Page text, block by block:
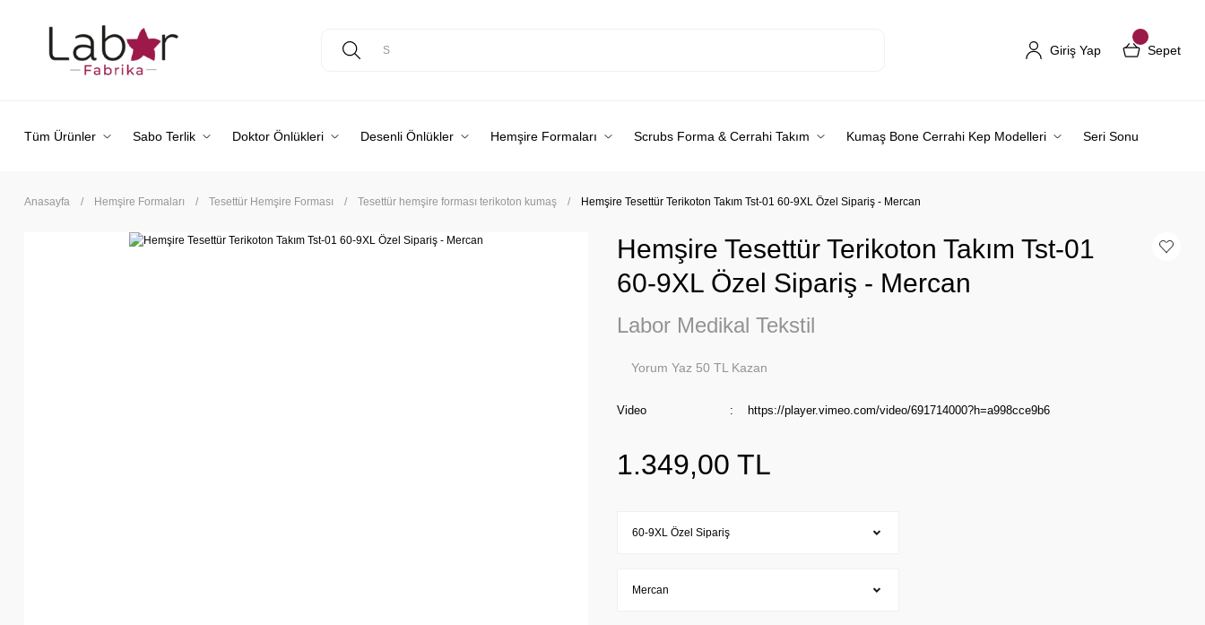
Giriş Yap Sepet
Tüm Ürünler Sabo Terlik Doktor Önlükleri Desenli Önlükler Hemşire Formaları Scrubs Forma & Cerrahi Takım Kumaş Bone Cerrahi Kep Modelleri Seri Sonu
Anasayfa Hemşire Formaları Tesettür Hemşire Forması Tesettür hemşire forması terikoton kumaş Hemşire Tesettür Terikoton Takım Tst-01 60-9XL Özel Sipariş - Mercan
Hemşire Tesettür Terikoton Takım Tst-01
60-9XL Özel Sipariş - Mercan
Labor Medikal Tekstil
Yorum Yaz 50 TL Kazan
Video https://player.vimeo.com/video/691714000?h=a998cce9b6
1.349,00 TL